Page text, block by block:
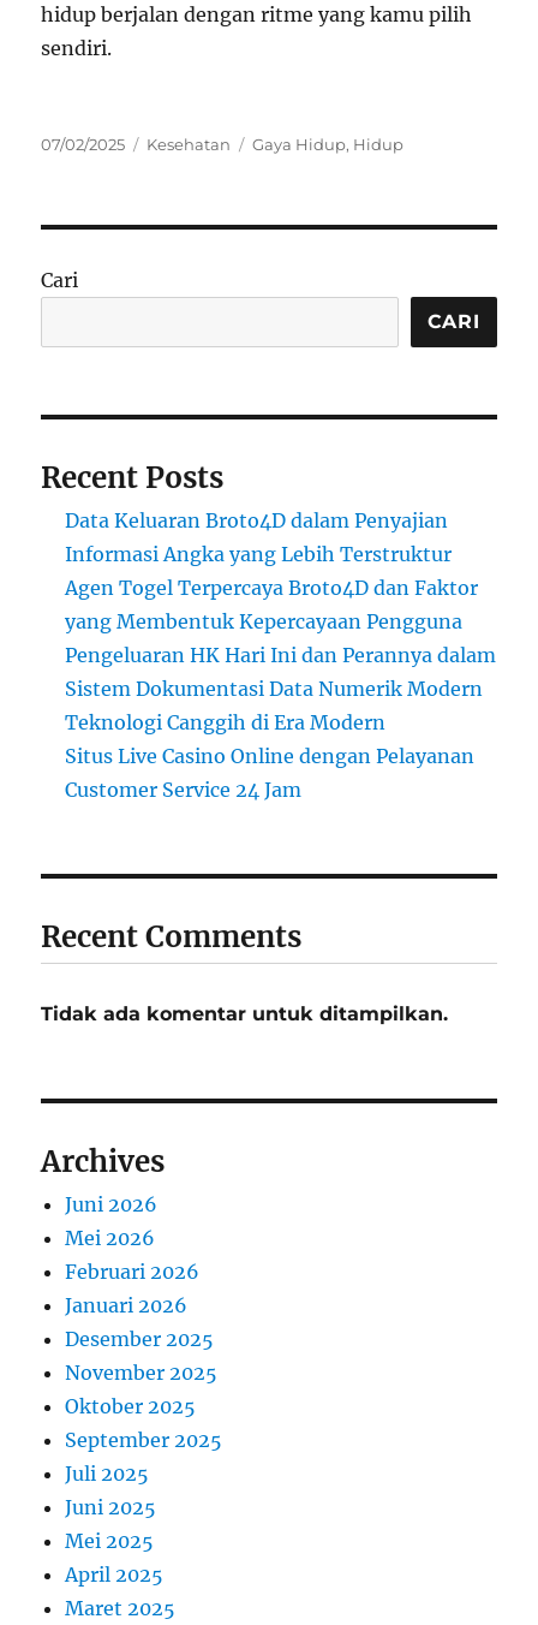
hidup berjalan dengan ritme yang kamu pilih
sendiri.
Posted
07/02/2025 Categories
Kesehatan Tags
Gaya Hidup, Hidup
Cari
CARI
Recent Posts
Data Keluaran Broto4D dalam Penyajian
Informasi Angka yang Lebih Terstruktur
Agen Togel Terpercaya Broto4D dan Faktor
yang Membentuk Kepercayaan Pengguna
Pengeluaran HK Hari Ini dan Perannya dalam
Sistem Dokumentasi Data Numerik Modern
Teknologi Canggih di Era Modern
Situs Live Casino Online dengan Pelayanan
Customer Service 24 Jam
Recent Comments
Tidak ada komentar untuk ditampilkan.
Archives
Juni 2026
Mei 2026
Februari 2026
Januari 2026
Desember 2025
November 2025
Oktober 2025
September 2025
Juli 2025
Juni 2025
Mei 2025
April 2025
Maret 2025